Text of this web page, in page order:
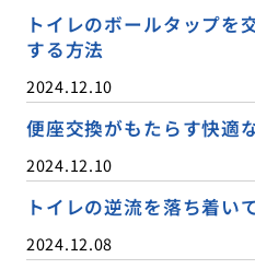
トイレのボールタップを
する方法
2024.12.10
便座交換がもたらす快適
2024.12.10
トイレの逆流を落ち着い
2024.12.08